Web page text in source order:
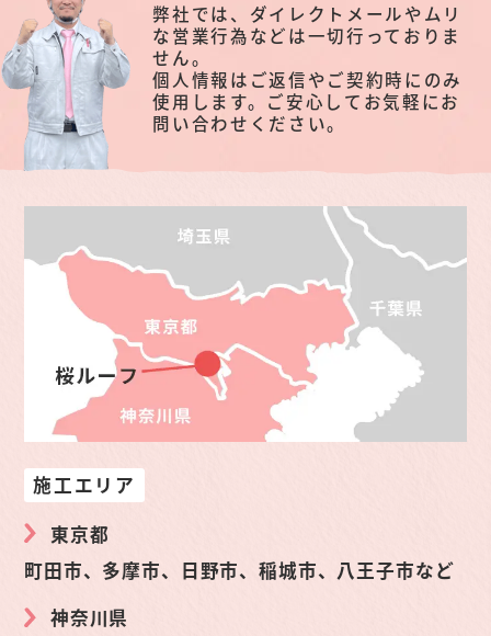
弊社では、ダイレクトメールやムリ
な営業行為などは一切行っておりま
せん。
個人情報はご返信やご契約時にのみ
使用します。ご安心してお気軽にお
問い合わせください。
施工エリア
東京都
町田市、多摩市、日野市、稲城市、八王子市など
神奈川県